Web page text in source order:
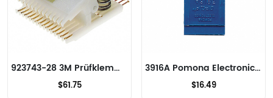
923743-28 3M Prüfklemmen - IC
$61.75
3916A Pomona Electronics Prüfklemmen - IC
$16.49